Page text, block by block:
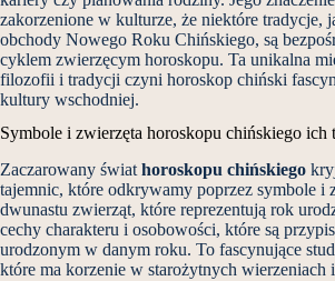
zakorzenione w kulturze, że niektóre tradycje,
obchody Nowego Roku Chińskiego, są
cyklem zwierzęcym horoskopu. Ta unikalna
filozofii i tradycji czyni horoskop chiński
kultury wschodniej.
Symbole i zwierzęta horoskopu chińskiego ich
Zaczarowany świat horoskopu chińskiego
tajemnic, które odkrywamy poprzez symbole i
dwunastu zwierząt, które reprezentują rok
cechy charakteru i osobowości, które są
urodzonym w danym roku. To fascynujące
które ma korzenie w starożytnych wierzeniach